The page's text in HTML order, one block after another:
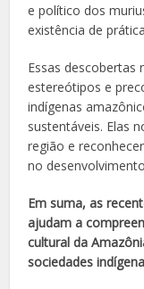
e político dos
existência de
Essas descobertas
estereótipos e
indígenas
sustentáveis. Elas
região e
no
Em suma, as
ajudam a
cultural da
sociedades